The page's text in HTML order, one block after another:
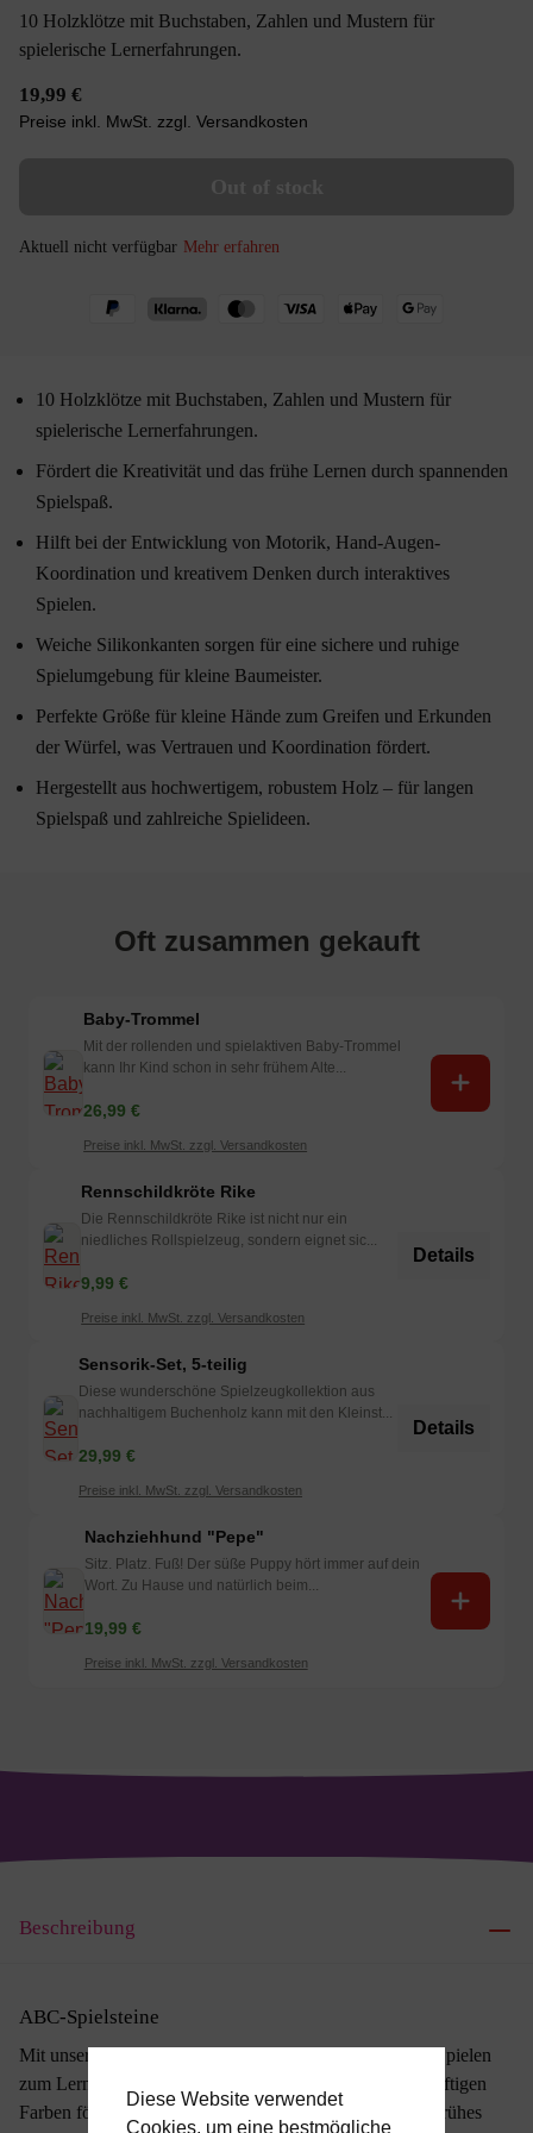
10 Holzklötze mit Buchstaben, Zahlen und Mustern für
spielerische Lernerfahrungen.
19,99 €
Preise inkl. MwSt. zzgl. Versandkosten
Aktuell nicht verfügbar Mehr erfahren
10 Holzklötze mit Buchstaben, Zahlen und Mustern für
spielerische Lernerfahrungen.
Fördert die Kreativität und das frühe Lernen durch spannenden
Spielspaß.
Hilft bei der Entwicklung von Motorik, Hand-Augen-
Koordination und kreativem Denken durch interaktives
Spielen.
Weiche Silikonkanten sorgen für eine sichere und ruhige
Spielumgebung für kleine Baumeister.
Perfekte Größe für kleine Hände zum Greifen und Erkunden
der Würfel, was Vertrauen und Koordination fördert.
Hergestellt aus hochwertigem, robustem Holz – für langen
Spielspaß und zahlreiche Spielideen.
Oft zusammen gekauft
Baby-Trommel
Mit der rollenden und spielaktiven Baby-Trommel
kann Ihr Kind schon in sehr frühem Alte...
26,99 €
Preise inkl. MwSt. zzgl. Versandkosten
Rennschildkröte Rike
Die Rennschildkröte Rike ist nicht nur ein
niedliches Rollspielzeug, sondern eignet sic...
9,99 €
Preise inkl. MwSt. zzgl. Versandkosten
Details
Sensorik-Set, 5-teilig
Diese wunderschöne Spielzeugkollektion aus
nachhaltigem Buchenholz kann mit den Kleinst...
29,99 €
Preise inkl. MwSt. zzgl. Versandkosten
Details
Nachziehhund "Pepe"
Sitz. Platz. Fuß! Der süße Puppy hört immer auf dein
Wort. Zu Hause und natürlich beim...
19,99 €
Preise inkl. MwSt. zzgl. Versandkosten
Beschreibung
ABC-Spielsteine
Mit unserem 10-teiligen Bauklotzset aus Holz wird das Spielen
zum Lernspaß! Mit ihren weichen Silikonkanten und kräftigen
Farben fördern diese Klötze Kreativität, Motorik sowie frühes
Diese Website verwendet
Cookies, um eine bestmögliche